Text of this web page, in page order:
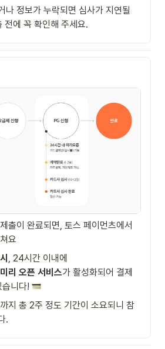
나 정보가 누락되면 심사가 지연될
전에 꼭 확인해 주세요.
출이 완료되면, 토스 페이먼츠에서
요
리 오픈 서비스가 활성화되어 결제
니다!
지 총 2주 정도 기간이 소요되니 참
.